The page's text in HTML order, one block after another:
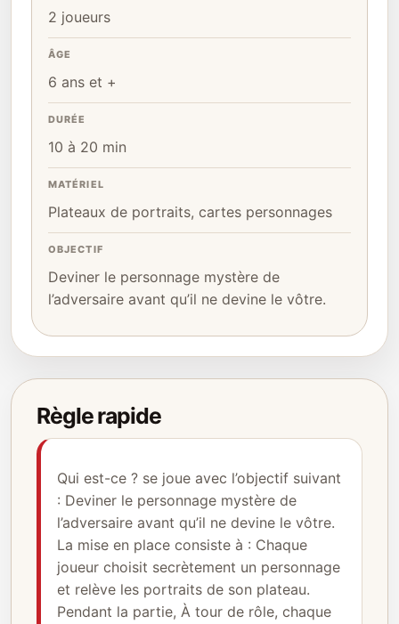
2 joueurs
ÂGE
6 ans et +
DURÉE
10 à 20 min
MATÉRIEL
Plateaux de portraits, cartes personnages
OBJECTIF
Deviner le personnage mystère de
l’adversaire avant qu’il ne devine le vôtre.
Règle rapide
Qui est-ce ? se joue avec l’objectif suivant
: Deviner le personnage mystère de
l’adversaire avant qu’il ne devine le vôtre.
La mise en place consiste à : Chaque
joueur choisit secrètement un personnage
et relève les portraits de son plateau.
Pendant la partie, À tour de rôle, chaque